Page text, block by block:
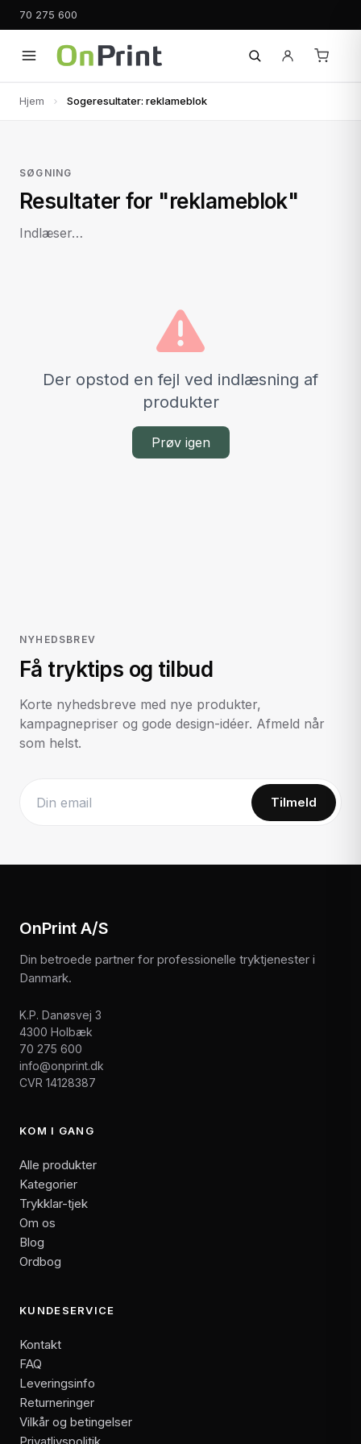
70 275 600
Hjem Sogeresultater: reklameblok
SØGNING
Resultater for "reklameblok"
Indlæser…
Der opstod en fejl ved indlæsning af
produkter
Prøv igen
NYHEDSBREV
Få tryktips og tilbud
Korte nyhedsbreve med nye produkter,
kampagnepriser og gode design-idéer. Afmeld når
som helst.
Tilmeld
OnPrint A/S
Din betroede partner for professionelle tryktjenester i
Danmark.
K.P. Danøsvej 3
4300 Holbæk
70 275 600
info@onprint.dk
CVR 14128387
KOM I GANG
Alle produkter
Kategorier
Trykklar-tjek
Om os
Blog
Ordbog
KUNDESERVICE
Kontakt
FAQ
Leveringsinfo
Returneringer
Vilkår og betingelser